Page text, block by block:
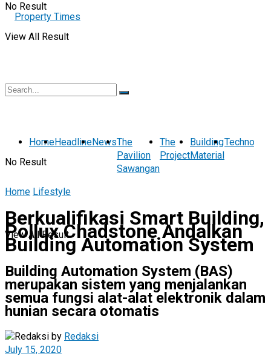
No Result
View All Result
No Result
View All Result
HomeHeadlineNewsThe
Pavilion
Sawangan
The
Project
Building
Material
Home Lifestyle
Berkualifikasi Smart Building,
Pollux Chadstone Andalkan
Building Automation System
Building Automation System (BAS)
merupakan sistem yang menjalankan
semua fungsi alat-alat elektronik dalam
hunian secara otomatis
by Redaksi
July 15, 2020